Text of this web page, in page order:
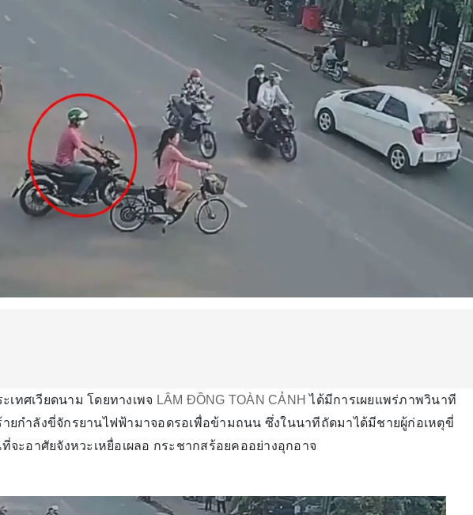
ทศเวียดนาม โดยทางเพจ LÂM ĐỒNG TOÀN CẢNH ได้มีการเผยแพร่ภาพวินาที
ยกำลังขี่จักรยานไฟฟ้ามาจอดรอเพื่อข้ามถนน ซึ่งในนาทีถัดมาได้มีชายผู้ก่อเหตุขี่
จะอาศัยจังหวะเหยื่อเผลอ กระชากสร้อยคออย่างอุกอาจ